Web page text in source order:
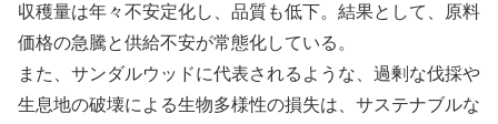
収穫量は年々不安定化し、品質も低下。結果として、原料
価格の急騰と供給不安が常態化している。
また、サンダルウッドに代表されるような、過剰な伐採や
生息地の破壊による生物多様性の損失は、サステナブルな